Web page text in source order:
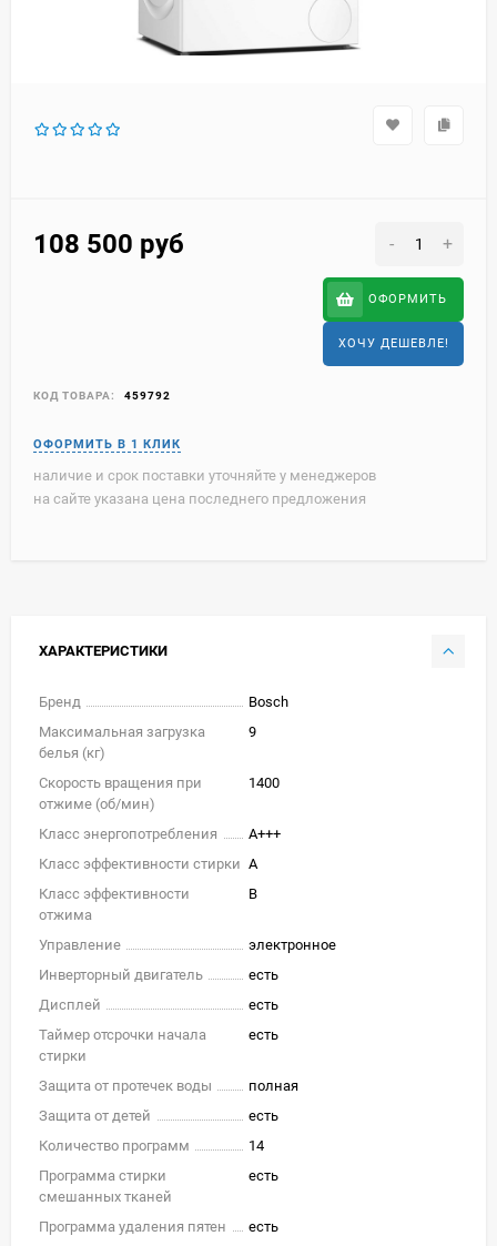
108 500 руб - +
ОФОРМИТЬ
ХОЧУ ДЕШЕВЛЕ!
КОД ТОВАРА: 459792
наличие и срок поставки уточняйте у менеджеров
на сайте указана цена последнего предложения
ХАРАКТЕРИСТИКИ
Бренд
Bosch
Максимальная загрузка
белья (кг)
9
Скорость вращения при
отжиме (об/мин)
1400
Класс энергопотребления
A+++
Класс эффективности стирки A
Класс эффективности
отжима
B
Управление
электронное
Инверторный двигатель
есть
Дисплей
есть
Таймер отсрочки начала
стирки
есть
Защита от протечек воды
полная
Защита от детей
есть
Количество программ
14
Программа стирки
смешанных тканей
есть
Программа удаления пятен
есть